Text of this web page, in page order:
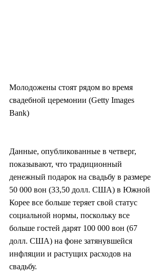
Молодожены стоят рядом во время
свадебной церемонии (Getty Images
Bank)
Данные, опубликованные в четверг,
показывают, что традиционный
денежный подарок на свадьбу в размере
50 000 вон (33,50 долл. США) в Южной
Корее все больше теряет свой статус
социальной нормы, поскольку все
больше гостей дарят 100 000 вон (67
долл. США) на фоне затянувшейся
инфляции и растущих расходов на
свадьбу.